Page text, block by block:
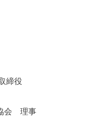
締役
会 理事